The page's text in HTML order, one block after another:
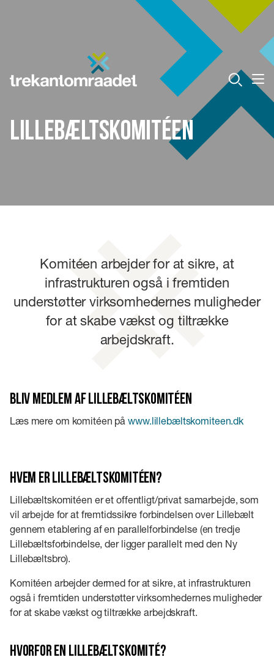
Lillebæltskomitéen
Komitéen arbejder for at sikre, at
infrastrukturen også i fremtiden
understøtter virksomhedernes muligheder
for at skabe vækst og tiltrække
arbejdskraft.
Bliv medlem af Lillebæltskomitéen
Læs mere om komitéen påwww.lillebæltskomiteen.dk
Hvem er Lillebæltskomitéen?
Lillebæltskomitéen er et offentligt/privat samarbejde, som
vil arbejde for at fremtidssikre forbindelsen over Lillebælt
gennem etablering af en parallelforbindelse (en tredje
Lillebæltsforbindelse, der ligger parallelt med den Ny
Lillebæltsbro).
Komitéen arbejder dermed for at sikre, at infrastrukturen
også i fremtiden understøtter virksomhedernes muligheder
for at skabe vækst og tiltrække arbejdskraft.
Hvorfor en Lillebæltskomité?